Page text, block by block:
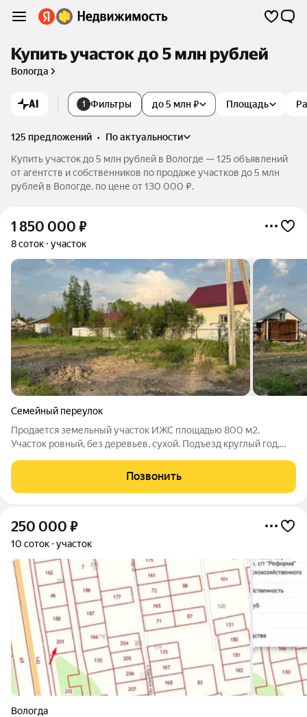
Купить участок до 5 млн рублей
Вологда
AI 1 Фильтры до 5 млн ₽ Площадь
125 предложений •
по актуальности
Купить участок до 5 млн рублей в Вологде — 125 объявлений
от агентств и собственников по продаже участков до 5 млн
рублей в Вологде. по цене от 130 000 ₽.
1 850 000 ₽
8 соток участок
Семейный переулок
Продается земельный участок ИЖС площадью 800 м2.
Участок ровный, без деревьев, сухой. Подъезд круглый год,
участка. 10-15 минут до магазина, школы и садика. До центра
города на авто 15 минут.
Позвонить
250 000 ₽
10 соток участок
Вологда